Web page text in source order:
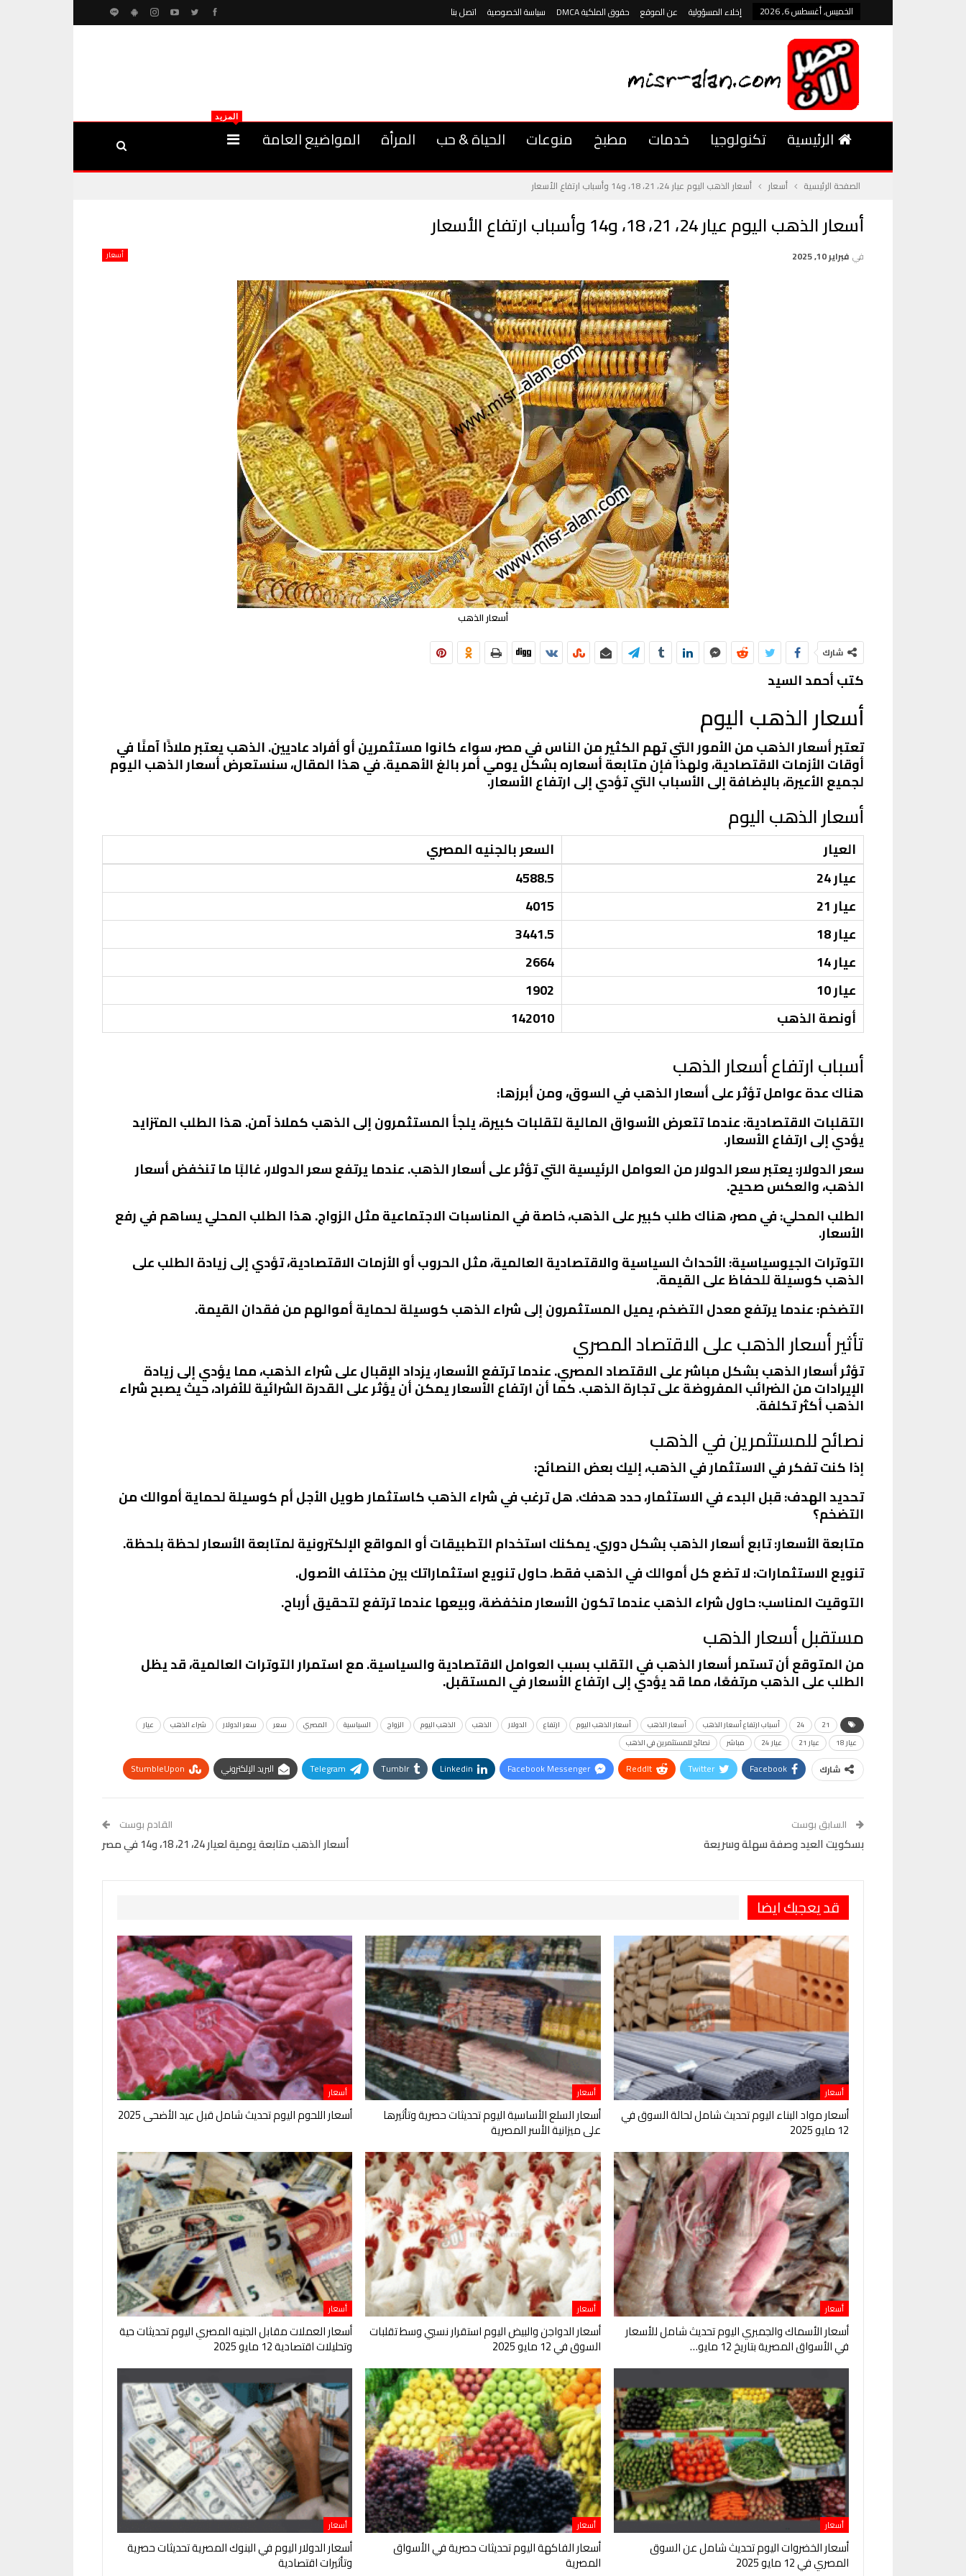
الخميس, أغسطس 6, 2026 إخلاء المسؤولية عن الموقع حقوق الملكية DMCA سياسة الخصوصية اتصل بنا
الرئيسية تكنولوجيا خدمات مطبخ منوعات الحياة & حب المرأة المواضيع العامة
المزيد
الصفحة الرئيسية أسعار أسعار الذهب اليوم عيار 24، 21، 18، و14 وأسباب ارتفاع الأسعار
أسعار الذهب اليوم عيار 24، 21، 18، و14 وأسباب ارتفاع الأسعار
أسعار في فبراير 10, 2025
أسعار الذهب
شارك
كتب أحمد السيد
أسعار الذهب اليوم
تعتبر أسعار الذهب من الأمور التي تهم الكثير من الناس في مصر، سواء كانوا مستثمرين أو أفراد عاديين. الذهب يعتبر ملاذًا آمنًا في
أوقات الأزمات الاقتصادية، ولهذا فإن متابعة أسعاره بشكل يومي أمر بالغ الأهمية. في هذا المقال، سنستعرض أسعار الذهب اليوم
لجميع الأعيرة، بالإضافة إلى الأسباب التي تؤدي إلى ارتفاع الأسعار.
أسعار الذهب اليوم
العيار
السعر بالجنيه المصري
عيار 24
4588.5
عيار 21
4015
عيار 18
3441.5
عيار 14
2664
عيار 10
1902
أونصة الذهب
142010
أسباب ارتفاع أسعار الذهب
هناك عدة عوامل تؤثر على أسعار الذهب في السوق، ومن أبرزها:
التقلبات الاقتصادية: عندما تتعرض الأسواق المالية لتقلبات كبيرة، يلجأ المستثمرون إلى الذهب كملاذ آمن. هذا الطلب المتزايد
يؤدي إلى ارتفاع الأسعار.
سعر الدولار: يعتبر سعر الدولار من العوامل الرئيسية التي تؤثر على أسعار الذهب. عندما يرتفع سعر الدولار، غالبًا ما تنخفض أسعار
الذهب، والعكس صحيح.
الطلب المحلي: في مصر، هناك طلب كبير على الذهب، خاصة في المناسبات الاجتماعية مثل الزواج. هذا الطلب المحلي يساهم في رفع
الأسعار.
التوترات الجيوسياسية: الأحداث السياسية والاقتصادية العالمية، مثل الحروب أو الأزمات الاقتصادية، تؤدي إلى زيادة الطلب على
الذهب كوسيلة للحفاظ على القيمة.
التضخم: عندما يرتفع معدل التضخم، يميل المستثمرون إلى شراء الذهب كوسيلة لحماية أموالهم من فقدان القيمة.
تأثير أسعار الذهب على الاقتصاد المصري
تؤثر أسعار الذهب بشكل مباشر على الاقتصاد المصري. عندما ترتفع الأسعار، يزداد الإقبال على شراء الذهب، مما يؤدي إلى زيادة
الإيرادات من الضرائب المفروضة على تجارة الذهب. كما أن ارتفاع الأسعار يمكن أن يؤثر على القدرة الشرائية للأفراد، حيث يصبح شراء
الذهب أكثر تكلفة.
نصائح للمستثمرين في الذهب
إذا كنت تفكر في الاستثمار في الذهب، إليك بعض النصائح:
تحديد الهدف: قبل البدء في الاستثمار، حدد هدفك. هل ترغب في شراء الذهب كاستثمار طويل الأجل أم كوسيلة لحماية أموالك من
التضخم؟
متابعة الأسعار: تابع أسعار الذهب بشكل دوري. يمكنك استخدام التطبيقات أو المواقع الإلكترونية لمتابعة الأسعار لحظة بلحظة.
تنويع الاستثمارات: لا تضع كل أموالك في الذهب فقط. حاول تنويع استثماراتك بين مختلف الأصول.
التوقيت المناسب: حاول شراء الذهب عندما تكون الأسعار منخفضة، وبيعها عندما ترتفع لتحقيق أرباح.
مستقبل أسعار الذهب
من المتوقع أن تستمر أسعار الذهب في التقلب بسبب العوامل الاقتصادية والسياسية. مع استمرار التوترات العالمية، قد يظل
الطلب على الذهب مرتفعًا، مما قد يؤدي إلى ارتفاع الأسعار في المستقبل.
21
24 أسباب ارتفاع أسعار الذهب أسعار الذهب أسعار الذهب اليوم ارتفاع الدولار الذهب الذهب اليوم الزواج السياسية المصري سعر سعر الدولار شراء الذهب
عيار
عيار 18
عيار 21 عيار 24 مباشر نصائح للمستثمرين في الذهب
شارك Facebook
Twitter
ReddIt
Facebook Messenger
Linkedin
Tumblr
Telegram البريد الإلكتروني
StumbleUpon
السابق بوست
بسكويت العيد وصفة سهلة وسريعة
القادم بوست
أسعار الذهب متابعة يومية لعيار 24، 21، 18، و14 في مصر
قد يعجبك ايضا
أسعار
أسعار مواد البناء اليوم تحديث شامل لحالة السوق في
12 مايو 2025
أسعار
أسعار السلع الأساسية اليوم تحديثات حصرية وتأثيرها
على ميزانية الأسر المصرية
أسعار
أسعار اللحوم اليوم تحديث شامل قبل عيد الأضحى 2025
أسعار
أسعار الأسماك والجمبري اليوم تحديث شامل للأسعار
في الأسواق المصرية بتاريخ 12 مايو…
أسعار
أسعار الدواجن والبيض اليوم استقرار نسبي وسط تقلبات
السوق في 12 مايو 2025
أسعار
أسعار العملات مقابل الجنيه المصري اليوم تحديثات حية
وتحليلات اقتصادية 12 مايو 2025
أسعار
أسعار الخضروات اليوم تحديث شامل عن السوق
المصري في 12 مايو 2025
أسعار
أسعار الفاكهة اليوم تحديثات حصرية في الأسواق
المصرية
أسعار
أسعار الدولار اليوم في البنوك المصرية تحديثات حصرية
وتأثيرات اقتصادية